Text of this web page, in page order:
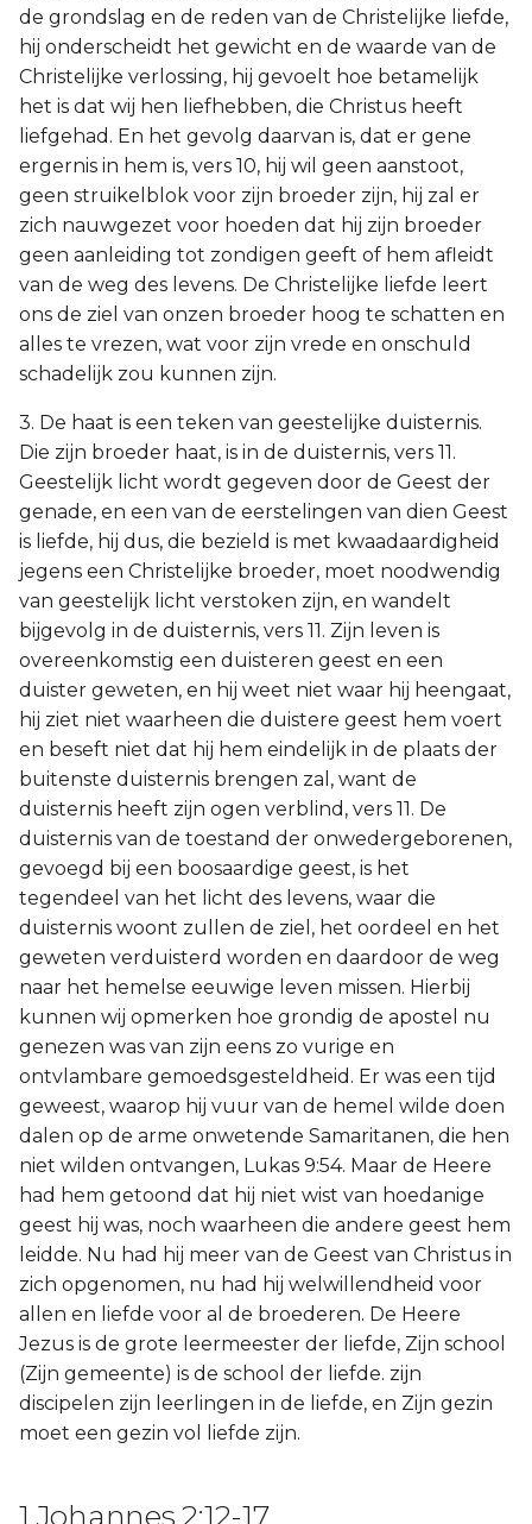
de grondslag en de reden van de Christelijke liefde,
hij onderscheidt het gewicht en de waarde van de
Christelijke verlossing, hij gevoelt hoe betamelijk
het is dat wij hen liefhebben, die Christus heeft
liefgehad. En het gevolg daarvan is, dat er gene
ergernis in hem is, vers 10, hij wil geen aanstoot,
geen struikelblok voor zijn broeder zijn, hij zal er
zich nauwgezet voor hoeden dat hij zijn broeder
geen aanleiding tot zondigen geeft of hem afleidt
van de weg des levens. De Christelijke liefde leert
ons de ziel van onzen broeder hoog te schatten en
alles te vrezen, wat voor zijn vrede en onschuld
schadelijk zou kunnen zijn.
3. De haat is een teken van geestelijke duisternis.
Die zijn broeder haat, is in de duisternis, vers 11.
Geestelijk licht wordt gegeven door de Geest der
genade, en een van de eerstelingen van dien Geest
is liefde, hij dus, die bezield is met kwaadaardigheid
jegens een Christelijke broeder, moet noodwendig
van geestelijk licht verstoken zijn, en wandelt
bijgevolg in de duisternis, vers 11. Zijn leven is
overeenkomstig een duisteren geest en een
duister geweten, en hij weet niet waar hij heengaat,
hij ziet niet waarheen die duistere geest hem voert
en beseft niet dat hij hem eindelijk in de plaats der
buitenste duisternis brengen zal, want de
duisternis heeft zijn ogen verblind, vers 11. De
duisternis van de toestand der onwedergeborenen,
gevoegd bij een boosaardige geest, is het
tegendeel van het licht des levens, waar die
duisternis woont zullen de ziel, het oordeel en het
geweten verduisterd worden en daardoor de weg
naar het hemelse eeuwige leven missen. Hierbij
kunnen wij opmerken hoe grondig de apostel nu
genezen was van zijn eens zo vurige en
ontvlambare gemoedsgesteldheid. Er was een tijd
geweest, waarop hij vuur van de hemel wilde doen
dalen op de arme onwetende Samaritanen, die hen
niet wilden ontvangen, Lukas 9:54. Maar de Heere
had hem getoond dat hij niet wist van hoedanige
geest hij was, noch waarheen die andere geest hem
leidde. Nu had hij meer van de Geest van Christus in
zich opgenomen, nu had hij welwillendheid voor
allen en liefde voor al de broederen. De Heere
Jezus is de grote leermeester der liefde, Zijn school
(Zijn gemeente) is de school der liefde. zijn
discipelen zijn leerlingen in de liefde, en Zijn gezin
moet een gezin vol liefde zijn.
1 Johannes 2:12-17